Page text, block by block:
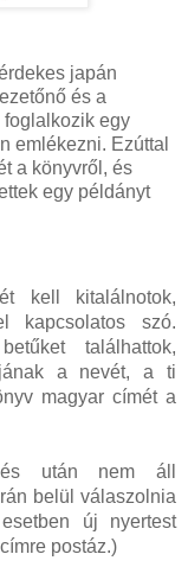
japán
és a
foglalkozik egy
emlékezni. Ezúttal
a könyvről, és
egy példányt
kell kitalálnotok,
kapcsolatos szó.
találhattok,
a nevét, a ti
magyar címét a
után nem áll
belül válaszolnia
új nyertest
postáz.)